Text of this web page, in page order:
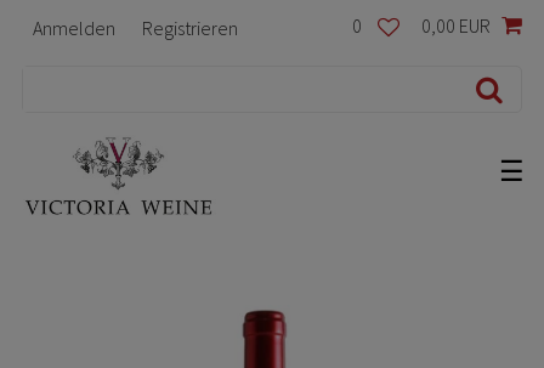
Anmelden Registrieren 0 0,00 EUR
☰